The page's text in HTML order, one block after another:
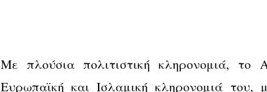
Με πλούσια πολιτιστική κληρονομιά, το
Ευρωπαϊκή και Ισλαμική κληρονομιά του,